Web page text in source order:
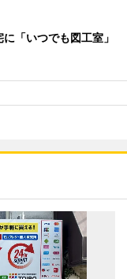
「いつでも図工室」